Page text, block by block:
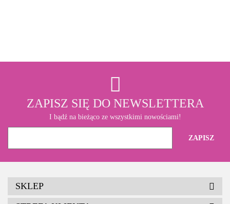
ZAPISZ SIĘ DO NEWSLETTERA
I bądź na bieżąco ze wszystkimi nowościami!
SKLEP